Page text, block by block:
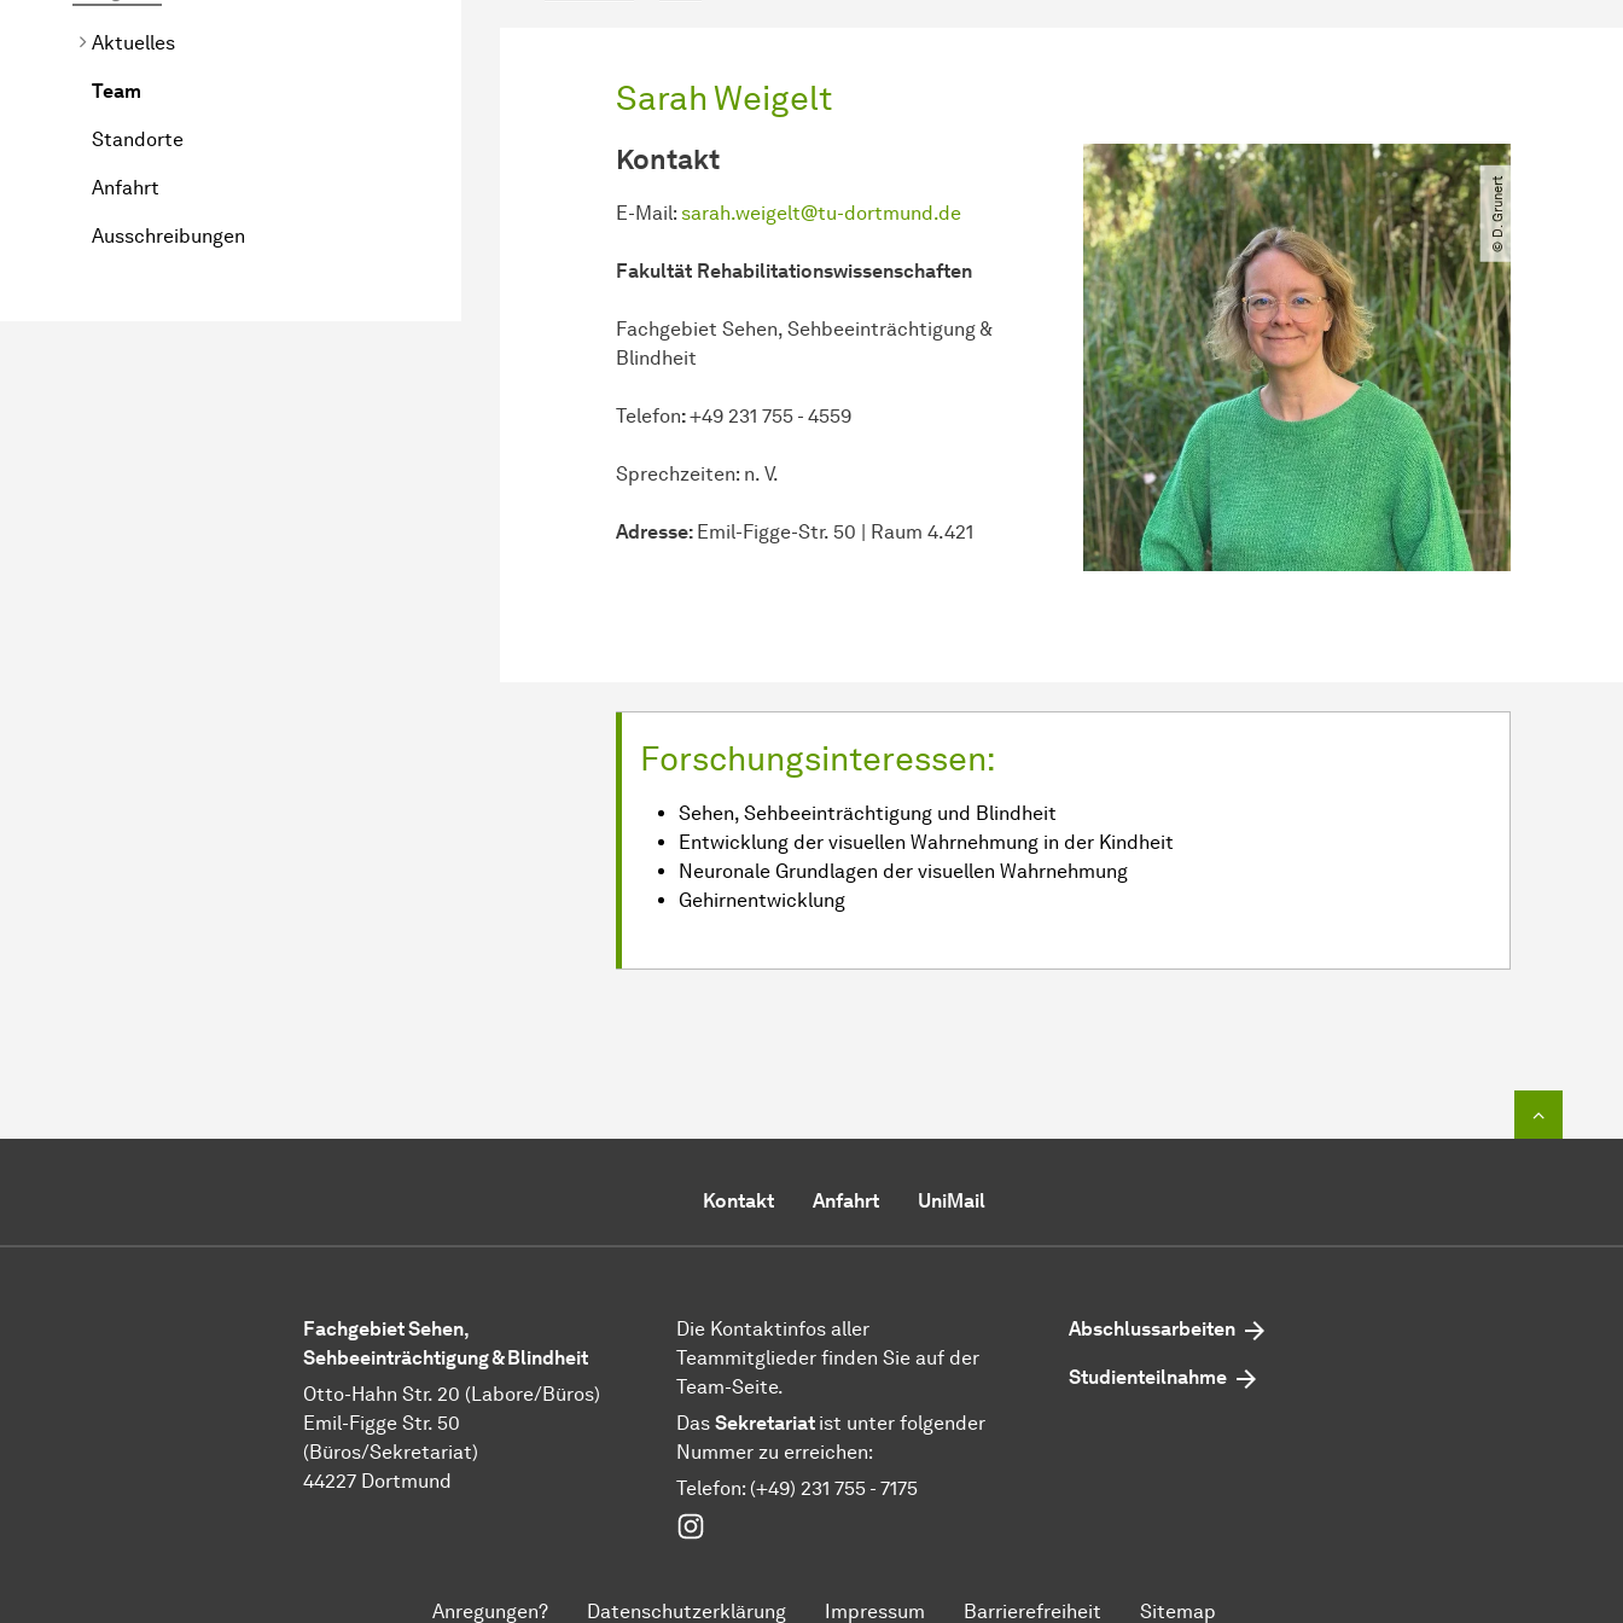
Aktuelles
Team
Standorte
Anfahrt
Ausschreibungen
Sarah Weigelt
Kontakt
E-Mail: sarah.weigelt@tu-dortmund.de
Fakultät Rehabilitationswissenschaften
Fachgebiet Sehen, Sehbeeinträchtigung &
Blindheit
Telefon:+49 231 755 - 4559
Sprechzeiten: n. V.
Adresse: Emil-Figge-Str. 50 | Raum 4.421
© D. Grunert
Forschungsinteressen:
Sehen, Sehbeeinträchtigung und Blindheit
Entwicklung der visuellen Wahrnehmung in der Kindheit
Neuronale Grundlagen der visuellen Wahrnehmung
Gehirnentwicklung
Kontakt Anfahrt UniMail
Fachgebiet Sehen,
Sehbeeinträchtigung & Blindheit
Otto-Hahn Str. 20 (Labore/Büros)
Emil-Figge Str. 50
(Büros/Sekretariat)
44227 Dortmund
Die Kontaktinfos aller
Teammitglieder finden Sie auf der
Team-Seite.
Das Sekretariat ist unter folgender
Nummer zu erreichen:
Telefon: (+49) 231 755 - 7175
Abschlussarbeiten
Studienteilnahme
Anregungen? Datenschutzerklärung Impressum Barrierefreiheit Sitemap